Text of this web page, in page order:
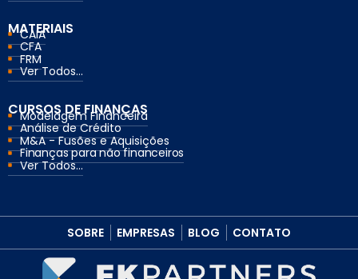
MATERIAIS
CAIA
CFA
FRM
Ver Todos...
CURSOS DE FINANÇAS
Modelagem Financeira
Análise de Crédito
M&A - Fusões e Aquisições
Finanças para não financeiros
Ver Todos...
SOBRE EMPRESAS BLOG CONTATO